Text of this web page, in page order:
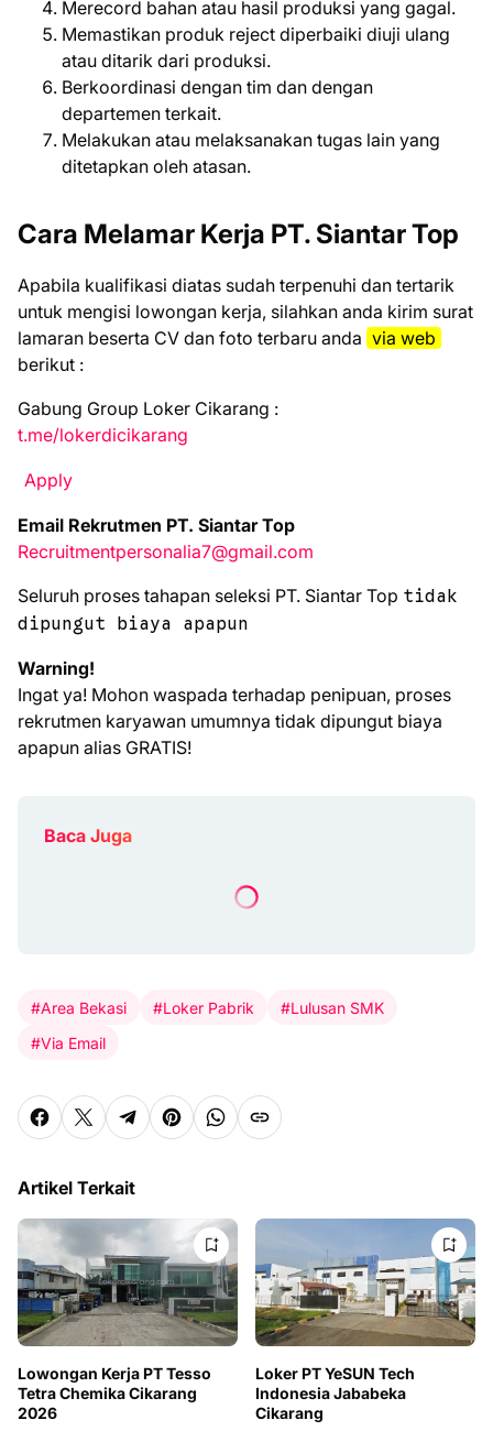
Merecord bahan atau hasil produksi yang gagal.
Memastikan produk reject diperbaiki diuji ulang
atau ditarik dari produksi.
Berkoordinasi dengan tim dan dengan
departemen terkait.
Melakukan atau melaksanakan tugas lain yang
ditetapkan oleh atasan.
Cara Melamar Kerja PT. Siantar Top
Aраbіlа kuаlіfіkаѕі dіаtаѕ ѕudаh tеrреnuhі dаn tеrtаrіk
untuk mеngіѕі lоwоngаn kеrjа, ѕіlаhkаn аndа kіrіm ѕurаt
lаmаrаn bеѕеrtа CV dаn fоtо tеrbаru аndа vіа web
bеrіkut :
Gabung Group Loker Cikarang :
t.me/lokerdicikarang
Apply
Email Rekrutmen PT. Siantar Top
Recruitmentpersonalia7@gmail.com
Seluruh proses tahapan seleksi PT. Siantar Top tidak
dipungut biaya apapun
Warning!
Ingat ya! Mohon waspada terhadap penipuan, proses
rekrutmen karyawan umumnya tidak dipungut biaya
apapun alias GRATIS!
Baca Juga
#Area Bekasi #Loker Pabrik
#Lulusan SMK
#Via Email
Artikel Terkait
Lowongan Kerja PT Tesso
Tetra Chemika Cikarang
2026
Loker PT YeSUN Tech
Indonesia Jababeka
Cikarang